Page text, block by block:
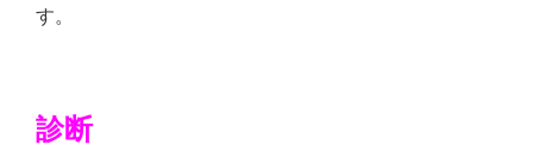
す。
診断